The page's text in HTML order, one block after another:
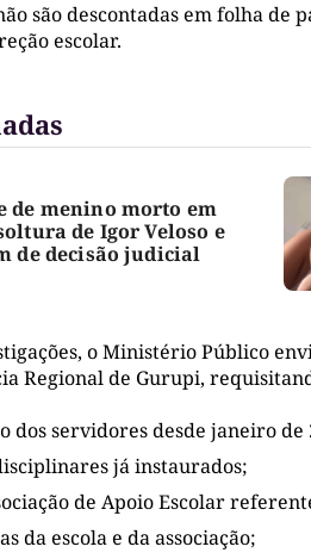
são descontadas em folha
escolar.
de menino morto em
de Igor Veloso e
de decisão judicial
o Ministério Público
Regional de Gurupi,
dos servidores desde janeiro de
já instaurados;
de Apoio Escolar
da escola e da associação;